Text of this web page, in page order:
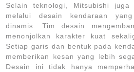
Selain teknologi, Mitsubishi juga
melalui desain kendaraan
dinamis. Tim desain
menonjolkan karakter kuat
Setiap garis dan bentuk pada
memberikan kesan yang lebih
Desain ini tidak hanya